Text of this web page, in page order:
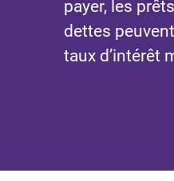
payer, les
dettes
taux d’intérêt